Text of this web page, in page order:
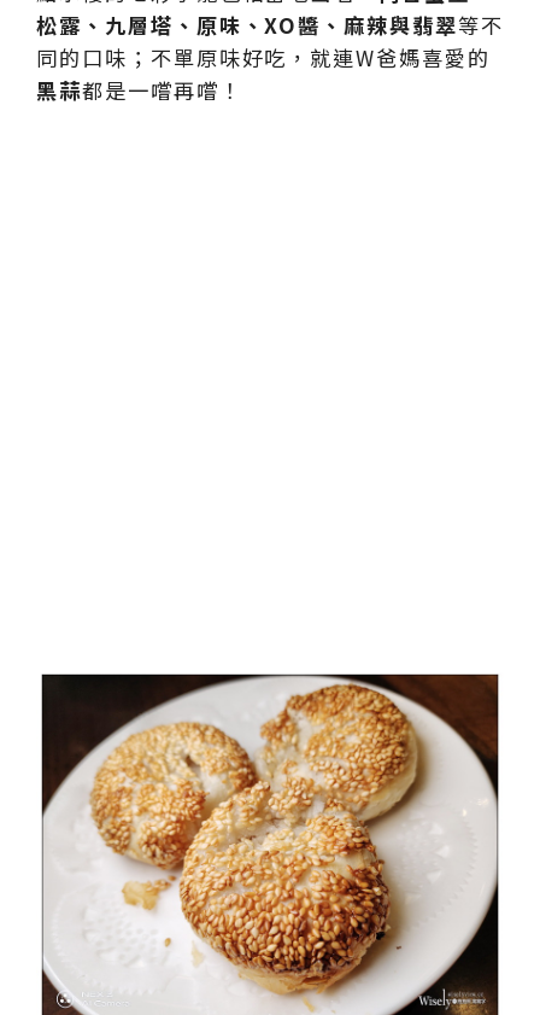
松露、九層塔、原味、XO醬、麻辣與翡翠等不
同的口味；不單原味好吃，就連W爸媽喜愛的
黑蒜都是一嚐再嚐！